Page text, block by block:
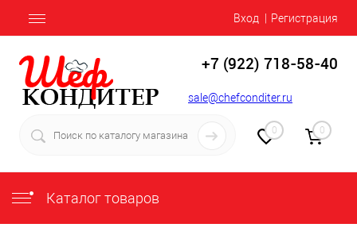
Вход Регистрация
+7 (922) 718-58-40
sale@chefconditer.ru
0 0
Каталог товаров